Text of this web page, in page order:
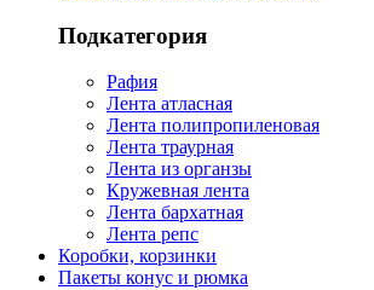
Подкатегория
Рафия
Лента атласная
Лента полипропиленовая
Лента траурная
Лента из органзы
Кружевная лента
Лента бархатная
Лента репс
Коробки, корзинки
Пакеты конус и рюмка